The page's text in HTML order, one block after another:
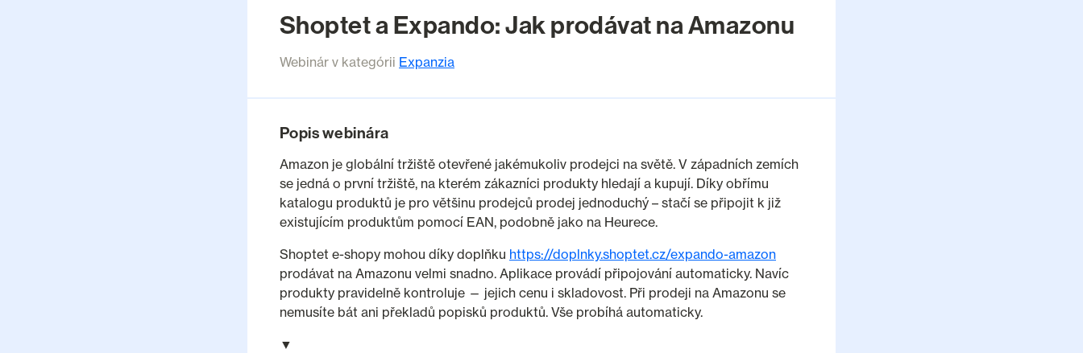
Shoptet a Expando: Jak prodávat na Amazonu
Webinár v kategórii Expanzia
Popis webinára
Amazon je globální tržiště otevřené jakémukoliv prodejci na světě. V západních zemích
se jedná o první tržiště, na kterém zákazníci produkty hledají a kupují. Díky obřímu
katalogu produktů je pro většinu prodejců prodej jednoduchý – stačí se připojit k již
existujícím produktům pomocí EAN, podobně jako na Heurece.
Shoptet e-shopy mohou díky doplňku https://doplnky.shoptet.cz/expando-amazon
prodávat na Amazonu velmi snadno. Aplikace provádí připojování automaticky. Navíc
produkty pravidelně kontroluje — jejich cenu i skladovost. Při prodeji na Amazonu se
nemusíte bát ani překladů popisků produktů. Vše probíhá automaticky.
▼